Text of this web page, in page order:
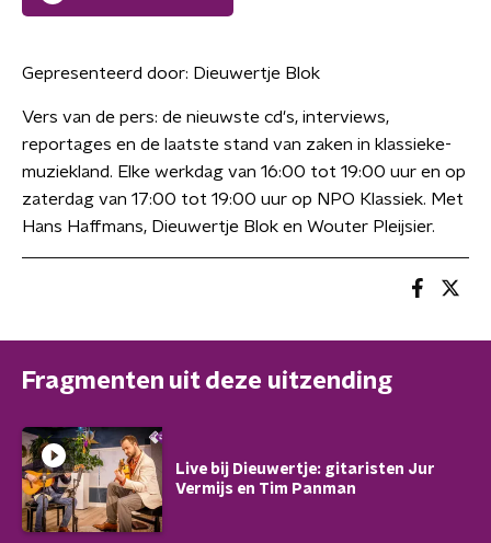
Gepresenteerd door: Dieuwertje Blok
Vers van de pers: de nieuwste cd's, interviews,
reportages en de laatste stand van zaken in klassieke-
muziekland. Elke werkdag van 16:00 tot 19:00 uur en op
zaterdag van 17:00 tot 19:00 uur op NPO Klassiek. Met
Hans Haffmans, Dieuwertje Blok en Wouter Pleijsier.
Fragmenten uit deze uitzending
Live bij Dieuwertje: gitaristen Jur
Vermijs en Tim Panman